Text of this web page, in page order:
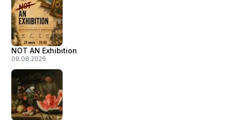
NOT AN Exhibition
09.08.2026